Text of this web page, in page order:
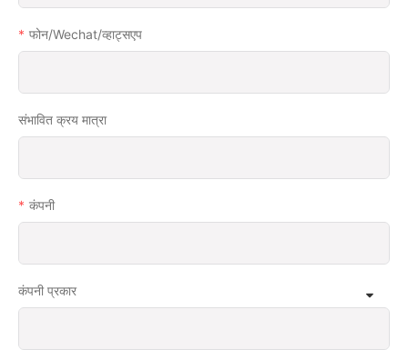
फोन/wechat/व्हाट्सएप
संभावित क्रय मात्रा
कंपनी
कंपनी प्रकार